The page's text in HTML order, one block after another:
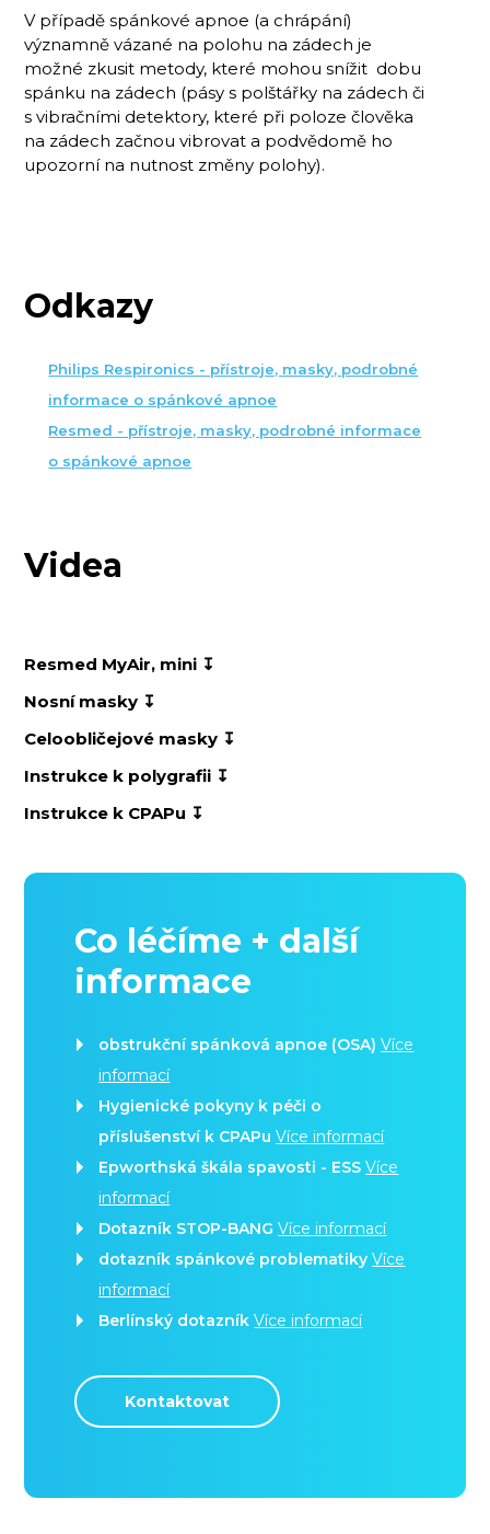
V případě spánkové apnoe (a chrápání)
významně vázané na polohu na zádech je
možné zkusit metody, které mohou snížit dobu
spánku na zádech (pásy s polštářky na zádech či
s vibračními detektory, které při poloze člověka
na zádech začnou vibrovat a podvědomě ho
upozorní na nutnost změny polohy).
Odkazy
Philips Respironics - přístroje, masky, podrobné
informace o spánkové apnoe
Resmed - přístroje, masky, podrobné informace
o spánkové apnoe
Videa
Resmed MyAir, mini ↧
Nosní masky ↧
Celoobličejové masky ↧
Instrukce k polygrafii ↧
Instrukce k CPAPu ↧
Co léčíme + další
informace
obstrukční spánková apnoe (OSA)Více
informací
Hygienické pokyny k péči o
příslušenství k CPAPuVíce informací
Epworthská škála spavosti - ESSVíce
informací
Dotazník STOP-BANGVíce informací
dotazník spánkové problematikyVíce
informací
Berlínský dotazníkVíce informací
Kontaktovat